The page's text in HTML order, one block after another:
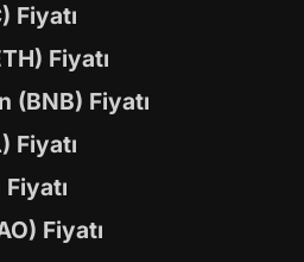
Fiyatı
Fiyatı
(BNB) Fiyatı
Fiyatı
Fiyatı